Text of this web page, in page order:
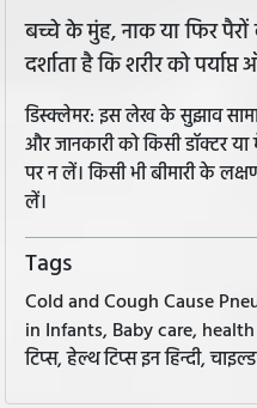
बच्चे के मुंह, नाक या फिर पैरों
दर्शाता है कि शरीर को
डिस्क्लेमर: इस लेख के सुझाव
और जानकारी को किसी डॉक्टर
पर न लें। किसी भी बीमारी के
लें।
Tags
Cold and Cough Cause
in Infants, Baby care,
टिप्स, हेल्थ टिप्स इन हिन्दी,